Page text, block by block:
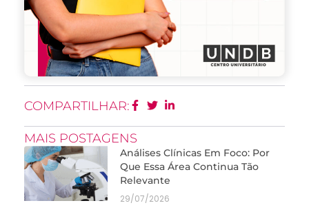
COMPARTILHAR:
MAIS POSTAGENS
Análises Clínicas Em Foco: Por
Que Essa Área Continua Tão
Relevante
29/07/2026